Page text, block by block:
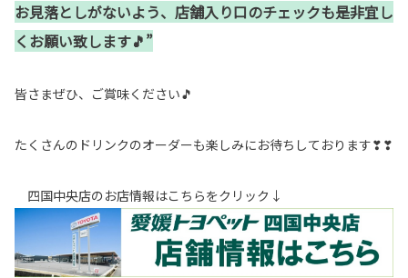
お見落としがないよう、店舗入り口のチェックも是非宜し
くお願い致します🎵”
皆さまぜひ、ご賞味ください🎵
たくさんのドリンクのオーダーも楽しみにお待ちしております❣❣
四国中央店のお店情報はこちらをクリック↓